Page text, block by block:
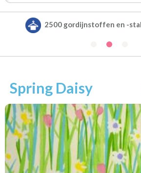
Alle gordijnen
Spring Daisy